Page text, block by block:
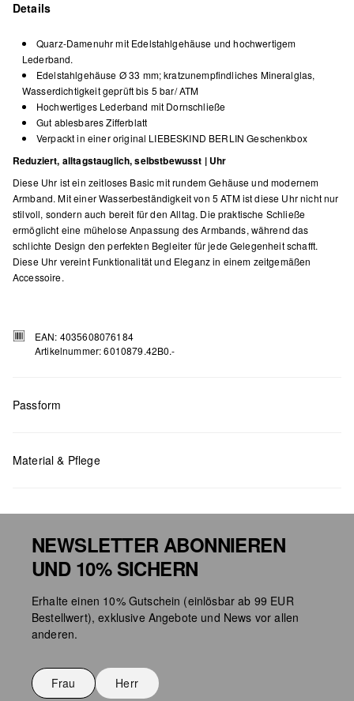
Details
Quarz-Damenuhr mit Edelstahlgehäuse und hochwertigem
Lederband.
Edelstahlgehäuse Ø 33 mm; kratzunempfindliches Mineralglas,
Wasserdichtigkeit geprüft bis 5 bar/ ATM
Hochwertiges Lederband mit Dornschließe
Gut ablesbares Zifferblatt
Verpackt in einer original LIEBESKIND BERLIN Geschenkbox
Reduziert, alltagstauglich, selbstbewusst | Uhr
Diese Uhr ist ein zeitloses Basic mit rundem Gehäuse und modernem
Armband. Mit einer Wasserbeständigkeit von 5 ATM ist diese Uhr nicht nur
stilvoll, sondern auch bereit für den Alltag. Die praktische Schließe
ermöglicht eine mühelose Anpassung des Armbands, während das
schlichte Design den perfekten Begleiter für jede Gelegenheit schafft.
Diese Uhr vereint Funktionalität und Eleganz in einem zeitgemäßen
Accessoire.
EAN: 4035608076184
Artikelnummer: 6010879.42B0.-
Passform
Material & Pflege
NEWSLETTER ABONNIEREN
UND 10% SICHERN
Erhalte einen 10% Gutschein (einlösbar ab 99 EUR
Bestellwert), exklusive Angebote und News vor allen
anderen.
Frau Herr